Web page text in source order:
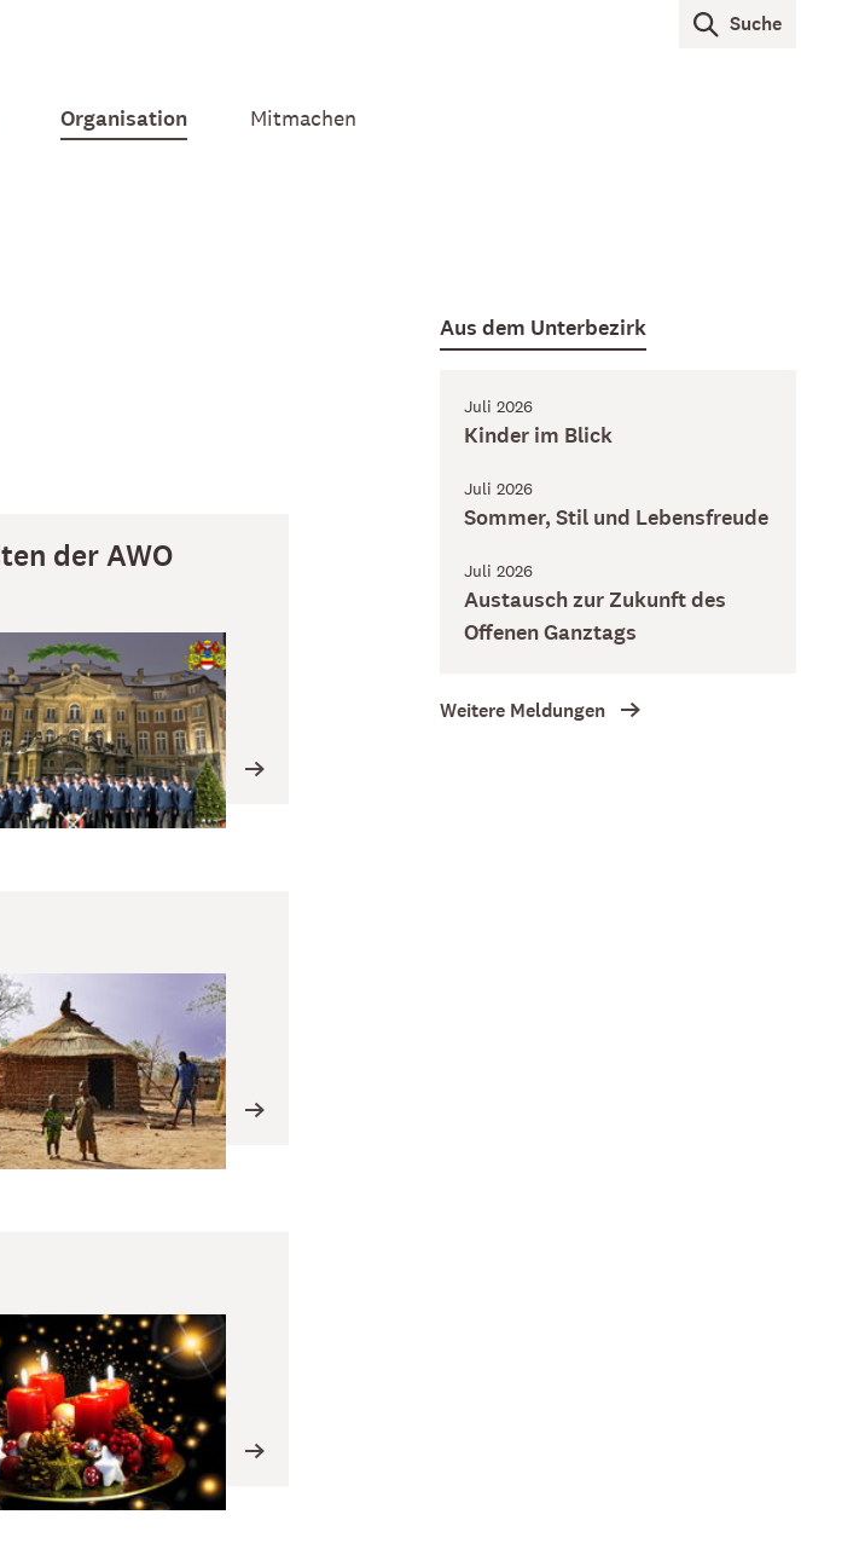
Organisation Mitmachen
Suche
der AWO
Aus dem Unterbezirk
Juli 2026
Kinder im Blick
Juli 2026
Sommer, Stil und Lebensfreude
Juli 2026
Austausch zur Zukunft des
Offenen Ganztags
Weitere Meldungen